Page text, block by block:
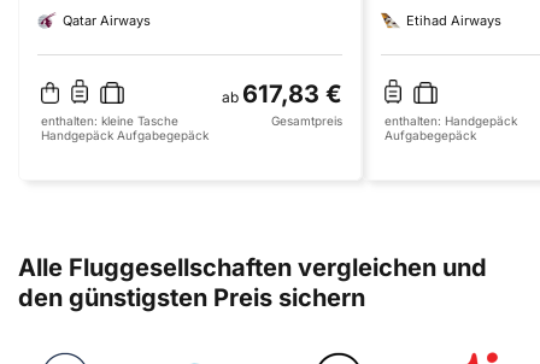
Qatar Airways
ab 617,83 €
enthalten: kleine Tasche
Handgepäck Aufgabegepäck
Gesamtpreis
Etihad Airways
enthalten: Handgepäck
Aufgabegepäck
Alle Fluggesellschaften vergleichen und
den günstigsten Preis sichern